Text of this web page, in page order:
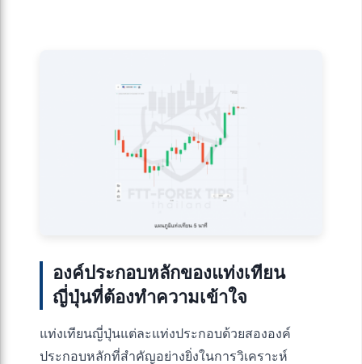
องค์ประกอบหลักของแท่งเทียน
ญี่ปุ่นที่ต้องทำความเข้าใจ
แท่งเทียนญี่ปุ่นแต่ละแท่งประกอบด้วยสององค์
ประกอบหลักที่สำคัญอย่างยิ่งในการวิเคราะห์